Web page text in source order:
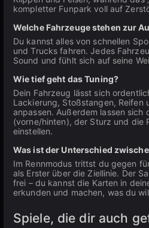
kompletter Funpark voll auf
Welche Fahrzeuge stehen zur
Du kannst alles von schnellen
und Trucks fahren. Jedes
Sound und fühlt sich auf seine
Wie tief geht das Tuning?
Dein Fahrzeug lässt sich
Lackierung, Stoßstangen, Reifen
anpassen. Außerdem lassen sich
(vorne/hinten), der Sturz und die
einstellen.
Was ist der Unterschied
Im Rennmodus trittst du gegen
als Erster über die Ziellinie. Der
frei – du kannst die Karten in
erkunden und machen, was du
Spiele, die dir auch